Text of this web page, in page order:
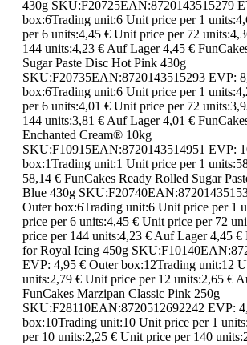
430g SKU:F20725EAN:8720143515279
box:6Trading unit:6 Unit price per 1
per 6 units:4,45 € Unit price per 72
144 units:4,23 € Auf Lager 4,45 €
Sugar Paste Disc Hot Pink 430g
SKU:F20735EAN:8720143515293 EVP:
box:6Trading unit:6 Unit price per 1
per 6 units:4,01 € Unit price per 72
144 units:3,81 € Auf Lager 4,01 €
Enchanted Cream® 10kg
SKU:F10915EAN:8720143514951 EVP:
box:1Trading unit:1 Unit price per 1
58,14 € FunCakes Ready Rolled Sugar
Blue 430g
Outer box:6Trading unit:6 Unit price per 1
price per 6 units:4,45 € Unit price per 72
price per 144 units:4,23 € Auf Lager 4,45
for Royal Icing 450g
EVP: 4,95 € Outer box:12Trading unit:12
units:2,79 € Unit price per 12 units:2,65 €
FunCakes Marzipan Classic Pink 250g
SKU:F28110EAN:8720512692242 EVP:
box:10Trading unit:10 Unit price per 1
per 10 units:2,25 € Unit price per 140